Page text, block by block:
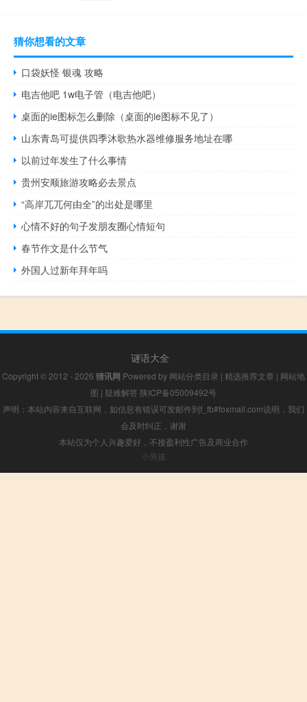
猜你想看的文章
口袋妖怪 银魂 攻略
电吉他吧 1w电子管（电吉他吧）
桌面的ie图标怎么删除（桌面的ie图标不见了）
山东青岛可提供四季沐歌热水器维修服务地址在哪
以前过年发生了什么事情
贵州安顺旅游攻略必去景点
“高岸兀兀何由全”的出处是哪里
心情不好的句子发朋友圈心情短句
春节作文是什么节气
外国人过新年拜年吗
谜语大全
Copyright © 2012 - 2026 猜讯网 Powered by 网站分类目录 | 精选推荐文章 | 网站地
图 | 疑难解答 陕ICP备05009492号
声明：本站内容来自互联网，如信息有错误可发邮件到f_fb#foxmail.com说明，我们
会及时纠正，谢谢
本站仅为个人兴趣爱好，不接盈利性广告及商业合作
小男孩